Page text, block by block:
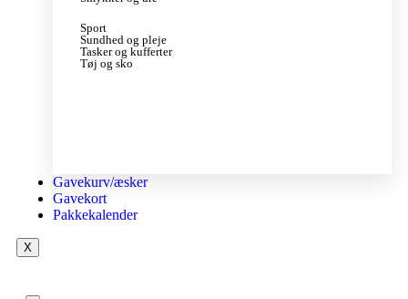
Sport
Sundhed og pleje
Tasker og kufferter
Tøj og sko
Gavekurv/æsker
Gavekort
Pakkekalender
X